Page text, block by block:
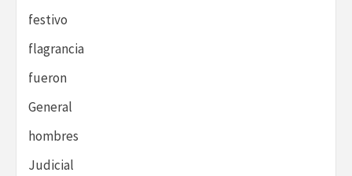
festivo
flagrancia
fueron
General
hombres
Judicial